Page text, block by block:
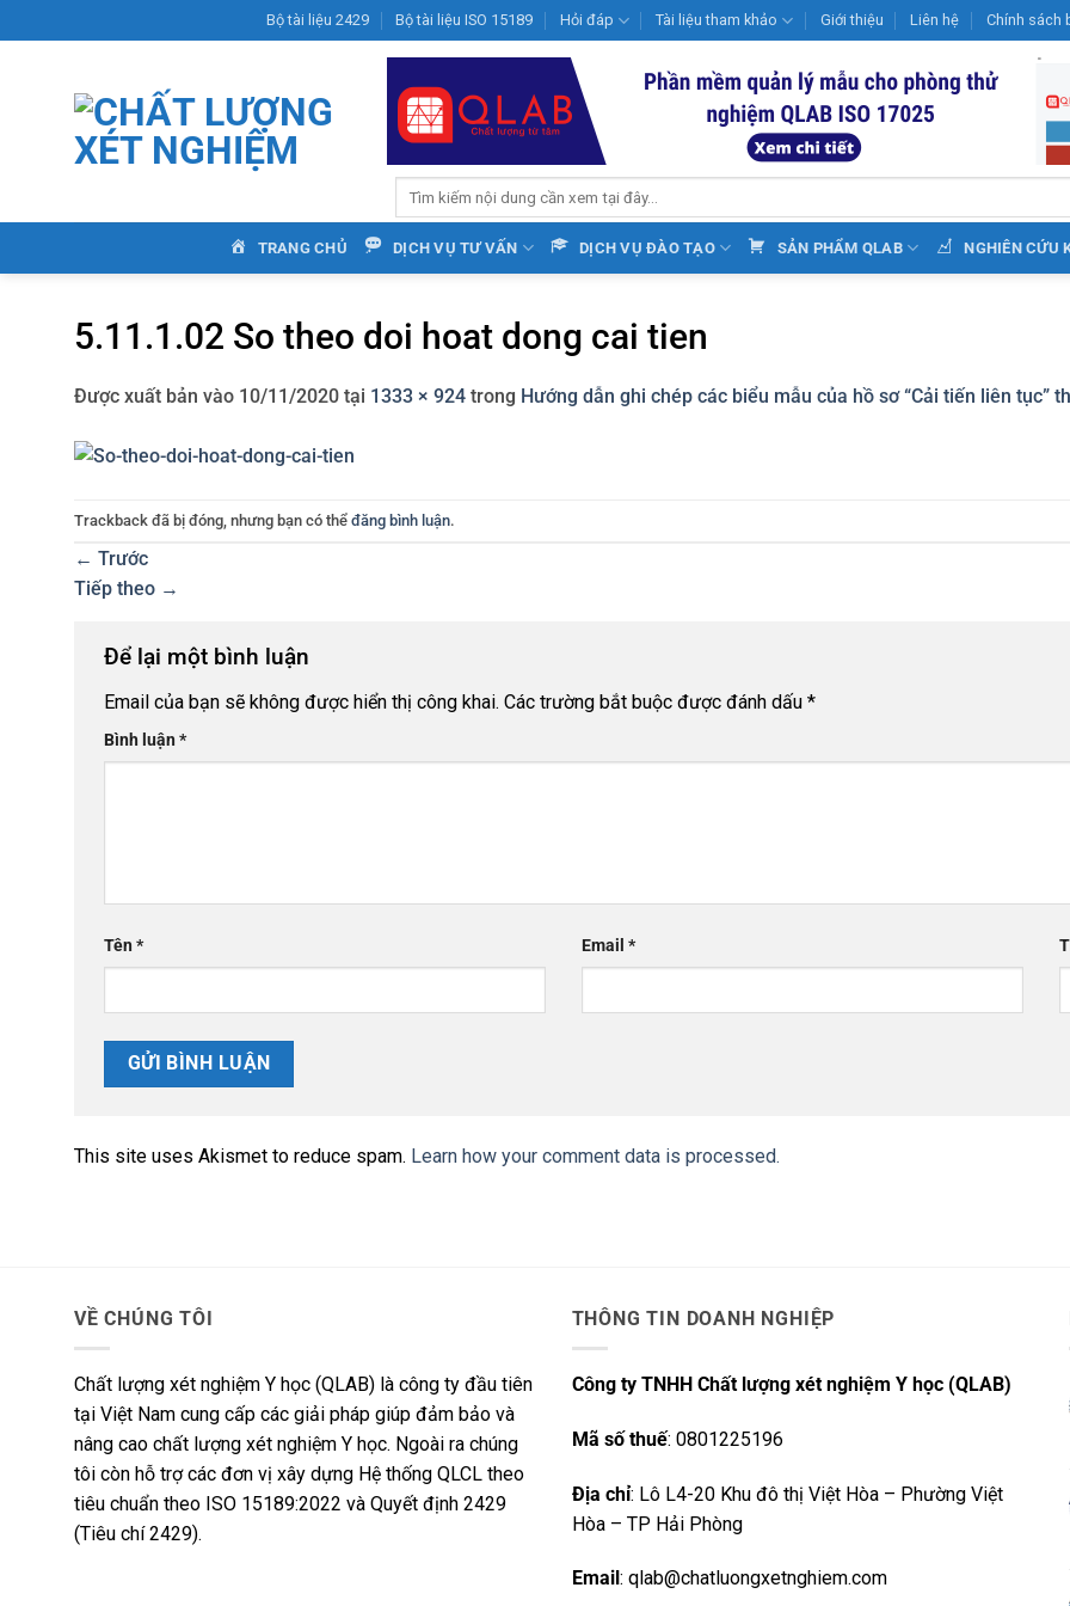
qua
Bộ tài liệu 2429 Bộ tài liệu ISO 15189 Hỏi đáp Tài liệu tham khảo Giới thiệu Liên hệ Chính sách
TRANG CHỦ DỊCH VỤ TƯ VẤN DỊCH VỤ ĐÀO TẠO SẢN PHẨM QLAB NGHIÊN CỨU
5.11.1.02 So theo doi hoat dong cai tien
Được xuất bản vào 10/11/2020 tại 1333 × 924 trong Hướng dẫn ghi chép các biểu mẫu của hồ sơ “Cải tiến liên tục”
Trackback đã bị đóng, nhưng bạn có thể đăng bình luận.
← Trước
Tiếp theo →
Để lại một bình luận
Email của bạn sẽ không được hiển thị công khai. Các trường bắt buộc được đánh dấu *
Bình luận*
Tên* Email *
This site uses Akismet to reduce spam. Learn how your comment data is processed.
VỀ CHÚNG TÔI
Chất lượng xét nghiệm Y học (QLAB) là công ty đầu tiên
tại Việt Nam cung cấp các giải pháp giúp đảm bảo và
nâng cao chất lượng xét nghiệm Y học. Ngoài ra chúng
tôi còn hỗ trợ các đơn vị xây dựng Hệ thống QLCL theo
tiêu chuẩn theo ISO 15189:2022 và Quyết định 2429
(Tiêu chí 2429).
THÔNG TIN DOANH NGHIỆP
Công ty TNHH Chất lượng xét nghiệm Y học (QLAB)
Mã số thuế: 0801225196
Địa chỉ: Lô L4-20 Khu đô thị Việt Hòa – Phường Việt
Hòa – TP Hải Phòng
Email : qlab@chatluongxetnghiem.com